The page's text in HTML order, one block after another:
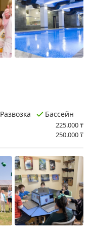
Развозка Бассейн
225.000₸
250.000₸